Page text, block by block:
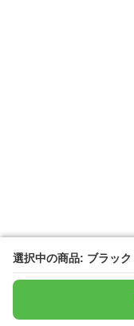
選択中の商品: ブラック
選択中の商品: ブラック